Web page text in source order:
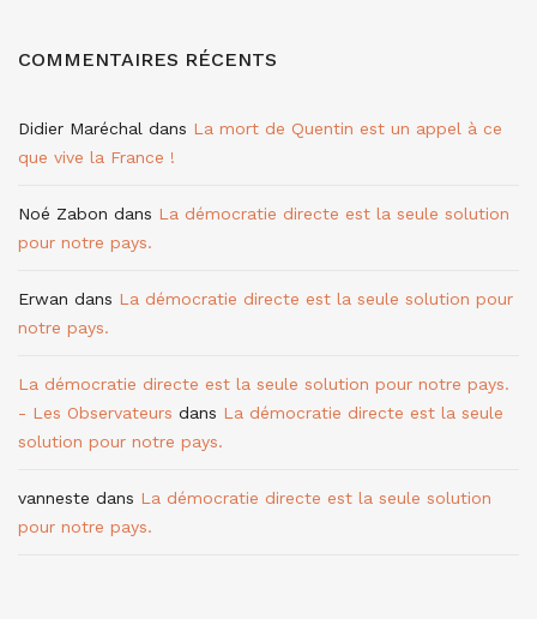
COMMENTAIRES RÉCENTS
Didier Maréchal dans La mort de Quentin est un appel à ce
que vive la France !
Noé Zabon dans La démocratie directe est la seule solution
pour notre pays.
Erwan dans La démocratie directe est la seule solution pour
notre pays.
La démocratie directe est la seule solution pour notre pays.
- Les Observateurs dans La démocratie directe est la seule
solution pour notre pays.
vanneste dans La démocratie directe est la seule solution
pour notre pays.